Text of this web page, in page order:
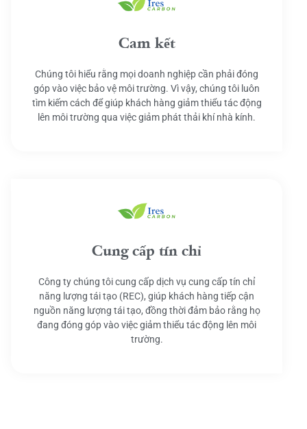
Cam kết
Chúng tôi hiểu rằng mọi doanh nghiệp cần phải đóng
góp vào việc bảo vệ môi trường. Vì vậy, chúng tôi luôn
tìm kiếm cách để giúp khách hàng giảm thiểu tác động
lên môi trường qua việc giảm phát thải khí nhà kính.
Cung cấp tín chỉ
Công ty chúng tôi cung cấp dịch vụ cung cấp tín chỉ
năng lượng tái tạo (REC), giúp khách hàng tiếp cận
nguồn năng lượng tái tạo, đồng thời đảm bảo rằng họ
đang đóng góp vào việc giảm thiểu tác động lên môi
trường.